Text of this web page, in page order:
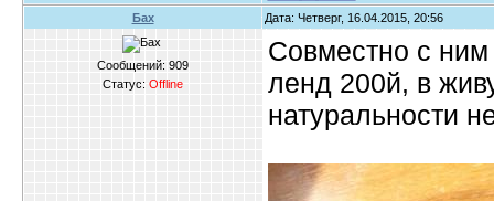
Бах Дата: Четверг, 16.04.2015, 20:56
Сообщений: 909
Статус: Offline
Совместно с
ленд 200й, в
натуральности